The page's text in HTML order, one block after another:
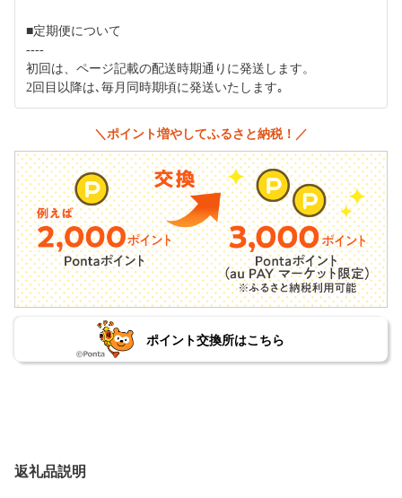
■定期便について
----
初回は、ページ記載の配送時期通りに発送します。
2回目以降は､毎月同時期頃に発送いたします｡
＼ポイント増やしてふるさと納税！／
ポイント交換所はこちら
返礼品説明